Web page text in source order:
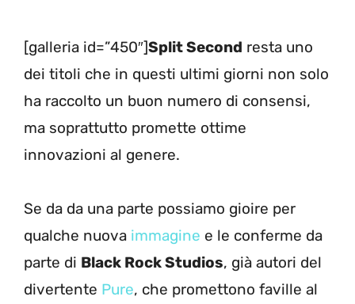
[galleria id=”450″]Split Second resta uno
dei titoli che in questi ultimi giorni non solo
ha raccolto un buon numero di consensi,
ma soprattutto promette ottime
innovazioni al genere.
Se da da una parte possiamo gioire per
qualche nuova immagine e le conferme da
parte di Black Rock Studios, già autori del
divertente Pure, che promettono faville al